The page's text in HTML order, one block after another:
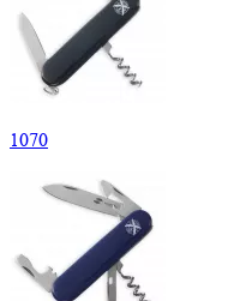
1070